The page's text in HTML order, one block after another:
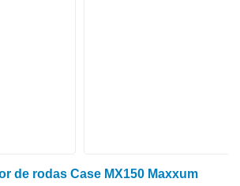
de rodas Case MX150 Maxxum